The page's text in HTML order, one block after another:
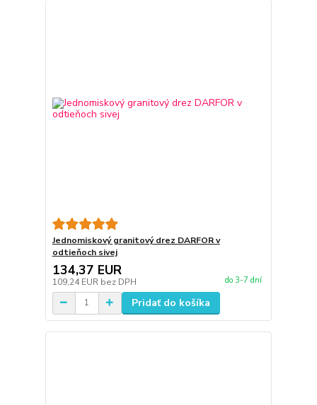
Jednomiskový granitový drez DARFOR v
odtieňoch sivej
134,37 EUR
109,24 EUR bez DPH do 3-7 dní
Pridať do košíka